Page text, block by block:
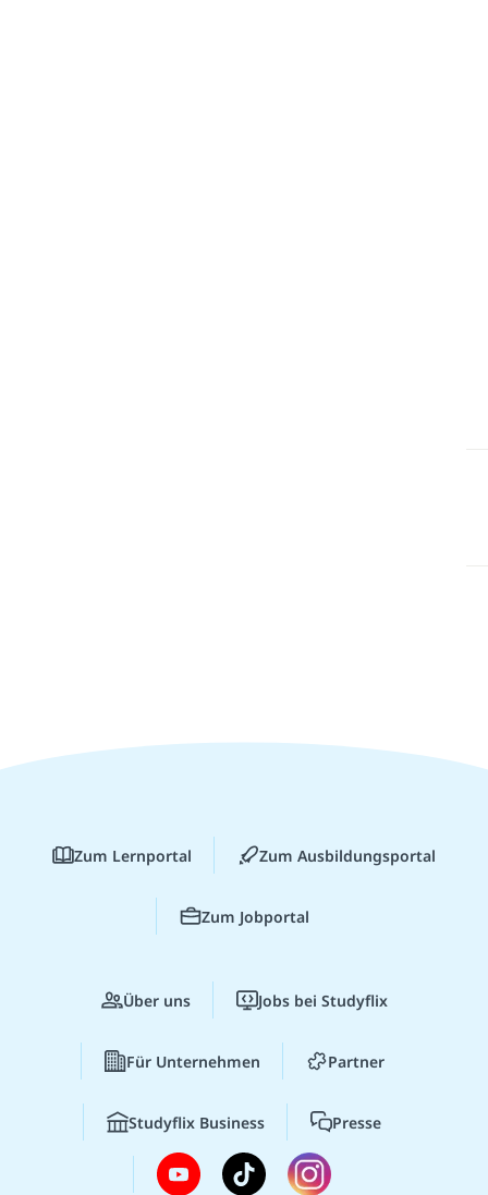
Zum Lernportal Zum Ausbildungsportal
Zum Jobportal
Über uns Jobs bei Studyflix
Für Unternehmen Partner
Studyflix Business Presse